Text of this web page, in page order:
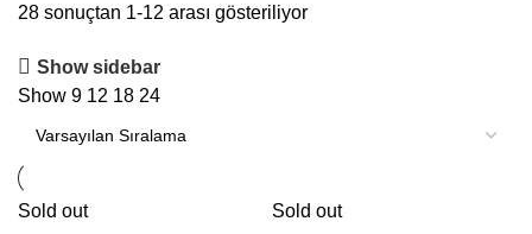
28 sonuçtan 1-12 arası gösteriliyor
Show sidebar
Show 9 12 18 24
Sold out Sold out